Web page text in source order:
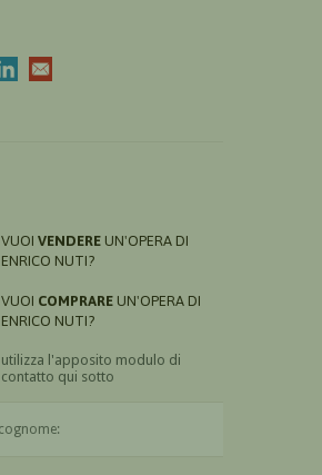
VUOI VENDERE UN'OPERA DI
ENRICO NUTI?
VUOI COMPRARE UN'OPERA DI
ENRICO NUTI?
utilizza l'apposito modulo di
contatto qui sotto